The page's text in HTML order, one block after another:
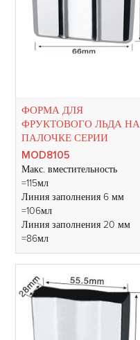
ФОРМА ДЛЯ
ФРУКТОВОГО ЛЬДА НА
ПАЛОЧКЕ СЕРИИ
MOD8105
Макс. вместительность
=115мл
Линия заполнения 6 мм
=106мл
Линия заполнения 20 мм
=86мл